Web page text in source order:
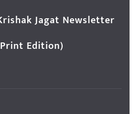
Jagat Newsletter
Edition)